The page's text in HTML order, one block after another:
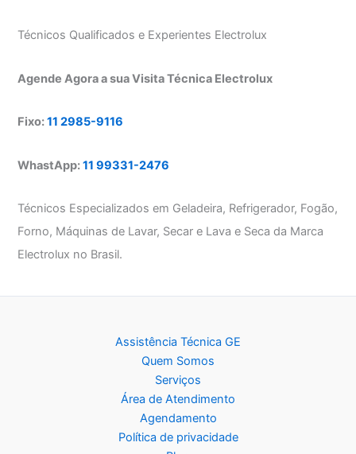
Técnicos Qualificados e Experientes Electrolux
Agende Agora a sua Visita Técnica Electrolux
Fixo:11 2985-9116
WhastApp:11 99331-2476
Técnicos Especializados em Geladeira, Refrigerador, Fogão,
Forno, Máquinas de Lavar, Secar e Lava e Seca da Marca
Electrolux no Brasil.
Assistência Técnica GE
Quem Somos
Serviços
Área de Atendimento
Agendamento
Política de privacidade